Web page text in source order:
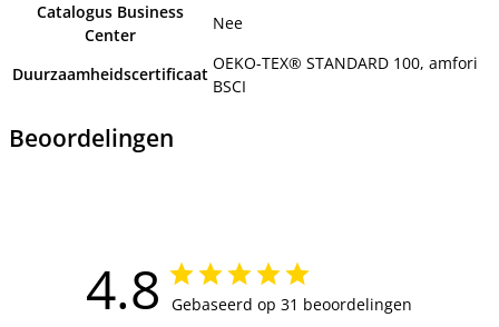
Catalogus Business
Center
Nee
Duurzaamheidscertificaat
OEKO-TEX® STANDARD 100, amfori
BSCI
Beoordelingen
4.8 Gebaseerd op 31 beoordelingen